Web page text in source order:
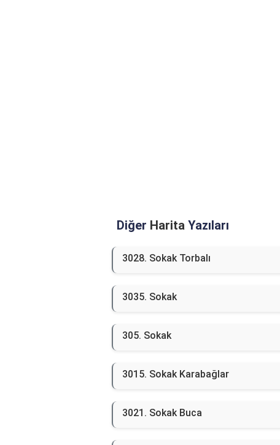
Diğer Harita Yazıları
3028. Sokak Torbalı
3035. Sokak
305. Sokak
3015. Sokak Karabağlar
3021. Sokak Buca